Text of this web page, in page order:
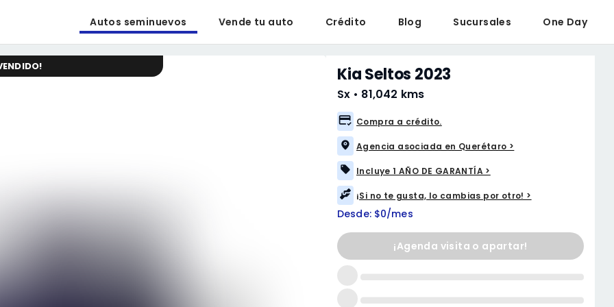
Autos seminuevos Vende tu auto Crédito Blog Sucursales One Day
! Kia Seltos 2023
Sx • 81,042 kms
Compra a crédito.
Agencia asociada en Querétaro >
Incluye 1 AÑO DE GARANTÍA >
¡Si no te gusta, lo cambias por otro! >
Desde: $0/mes
¡Agenda visita o apartar!